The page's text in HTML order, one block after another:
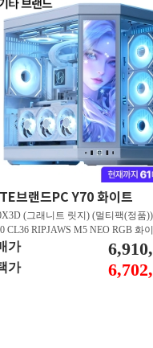
브랜드PC Y70 화이트
(그래니트 릿지) (멀티팩(정품
CL36 RIPJAWS M5 NEO RGB 화
/ B850M AORUS
피씨디렉트 / 지포스 RTX 5080
16GB 제이씨현 / BLACK
가
가